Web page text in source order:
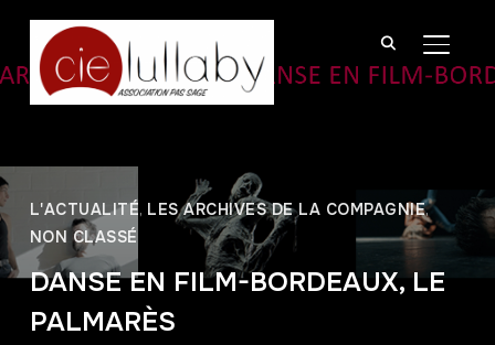
L'ACTUALITÉ, LES ARCHIVES DE LA COMPAGNIE,
NON CLASSÉ
DANSE EN FILM-BORDEAUX, LE
PALMARÈS